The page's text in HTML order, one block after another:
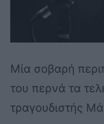
Μία σοβαρή
του περνά τα
τραγουδιστής